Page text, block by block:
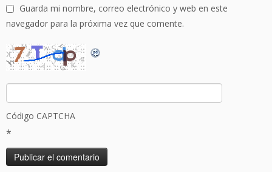
Guarda mi nombre, correo electrónico y web en este
navegador para la próxima vez que comente.
Código CAPTCHA
*